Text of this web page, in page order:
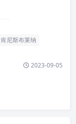
肯尼斯布莱纳
2023-09-05